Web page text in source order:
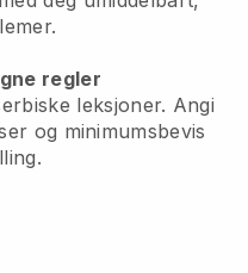
regler
leksjoner. Angi
og minimumsbevis